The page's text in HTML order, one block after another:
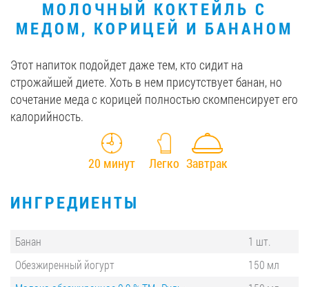
МОЛОЧНЫЙ КОКТЕЙЛЬ С
МЕДОМ, КОРИЦЕЙ И БАНАНОМ
Этот напиток подойдет даже тем, кто сидит на
строжайшей диете. Хоть в нем присутствует банан, но
сочетание меда с корицей полностью скомпенсирует его
калорийность.
20 минут Легко Завтрак
ИНГРЕДИЕНТЫ
Банан
1 шт.
Обезжиренный йогурт
150 мл